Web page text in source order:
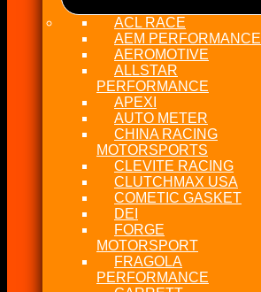
ACL RACE
AEM PERFORMANCE
AEROMOTIVE
ALLSTAR
PERFORMANCE
APEXI
AUTO METER
CHINA RACING
MOTORSPORTS
CLEVITE RACING
CLUTCHMAX USA
COMETIC GASKET
DEI
FORGE
MOTORSPORT
FRAGOLA
PERFORMANCE